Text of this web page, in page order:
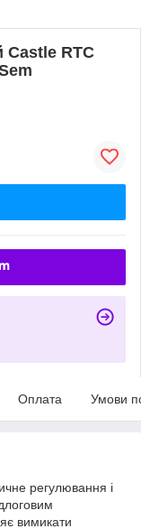
Castle RTC
Оплата Умови
регулювання і
вимикати